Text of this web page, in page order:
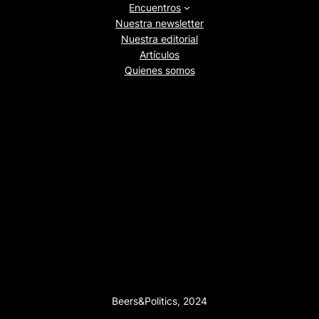
Encuentros
Nuestra newsletter
Nuestra editorial
Artículos
Quienes somos
Beers&Politics, 2024